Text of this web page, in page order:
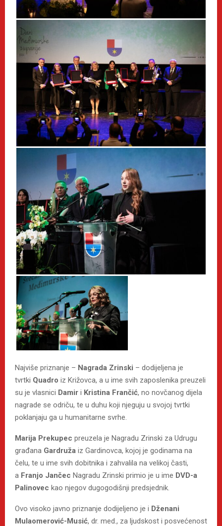
Najviše priznanje – Nagrada Zrinski – dodijeljena je
tvrtki Quadro iz Križovca, a u ime svih zaposlenika preuzeli
su je vlasnici Damir i Kristina Frančić, no novčanog dijela
nagrade se odriču, te u duhu koji njeguju u svojoj tvrtki
poklanjaju ga u humanitarne svrhe.
Marija Prekupec preuzela je Nagradu Zrinski za Udrugu
građana Gardruža iz Gardinovca, kojoj je godinama na
čelu, te u ime svih dobitnika i zahvalila na velikoj časti,
a Franjo Jančec Nagradu Zrinski primio je u ime DVD-a
Palinovec kao njegov dugogodišnji predsjednik.
Ovo visoko javno priznanje dodijeljeno je i Dženani
Mulaomerović-Musić, dr. med., za ljudskost i posvećenost